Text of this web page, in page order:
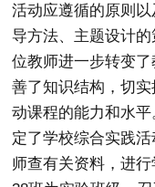
活动应遵循的原则
导方法、主题设计
位教师进一步转变
善了知识结构，切
动课程的能力和水
定了学校综合实践
师查有关资料，进